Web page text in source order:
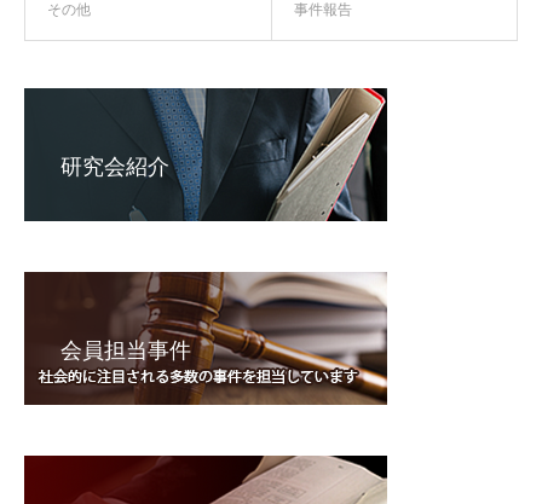
その他
事件報告
研究会紹介
会員担当事件